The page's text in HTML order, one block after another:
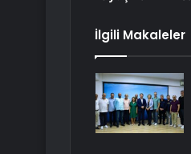
İlgili Makaleler